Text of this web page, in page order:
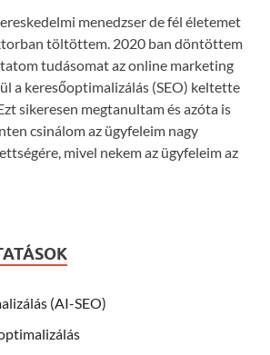
menedzser de fél életemet
töltöttem. 2020 ban döntöttem
tudásomat az online marketing
a keresőoptimalizálás (SEO) keltette
sikeresen megtanultam és azóta is
csinálom az ügyfeleim nagy
mivel nekem az ügyfeleim az
(AI-SEO)